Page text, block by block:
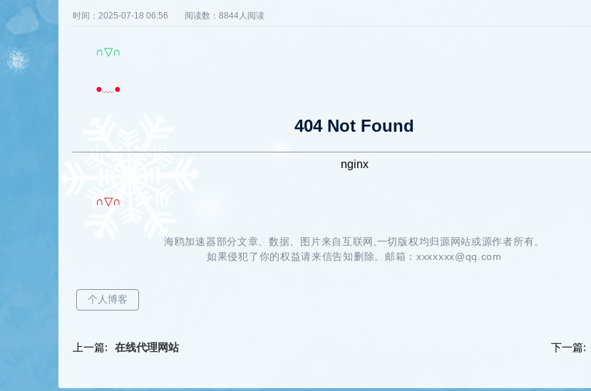
时间：2025-07-18 06:56 阅读数：8844人阅读
∩▽∩
●﹏●
404 Not Found
nginx
∩▽∩
海鸥加速器部分文章、数据、图片来自互联网,一切版权均归源网站或源作者所有。
如果侵犯了你的权益请来信告知删除。邮箱：xxxxxxx@qq.com
个人博客
上一篇: 在线代理网站 下一篇: